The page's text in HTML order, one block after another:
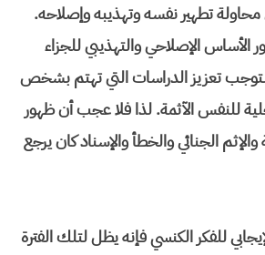
محاولة تطهير نفسه وتهذيبه وإصلاحه.
الأساس الإصلاحي والتهذيبي للجزاء
تعزيز الدراسات التي تهتم بشخص
للنفس الآثمة. لذا فلا عجب أن ظهور
والإثم الجنائي والخطأ والإسناد كان يرجع
للفكر الكنسي فإنه يظل لتلك الفترة